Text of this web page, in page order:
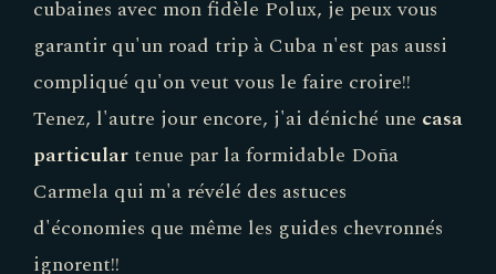
garantir qu'un road trip à Cuba n'est pas aussi
compliqué qu'on veut vous le faire croire!!
Tenez, l'autre jour encore, j'ai déniché une casa
particular tenue par la formidable Doña
Carmela qui m'a révélé des astuces
d'économies que même les guides chevronnés
ignorent!!